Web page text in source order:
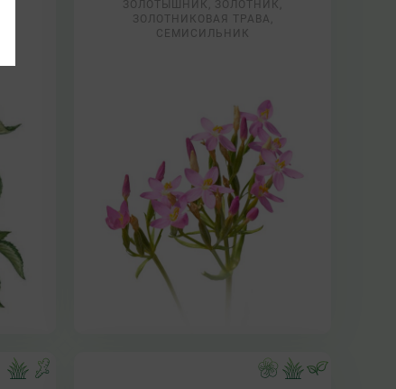
ЗОЛОТЫШНИК, ЗОЛОТНИК,
ЗОЛОТНИКОВАЯ ТРАВА,
СЕМИСИЛЬНИК